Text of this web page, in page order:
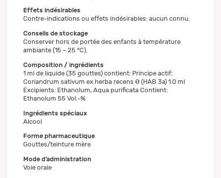
Effets indésirables
Contre-indications ou effets indésirables: aucun connu.
Conseils de stockage
Conserver hors de portée des enfants à température
ambiante (15 – 25 °C).
Composition / ingrédients
1 ml de liquide (35 gouttes) contient: Principe actif:
Coriandrum sativum ex herba recens Ø (HAB 3a) 1.0 ml
Excipients: Ethanolum, Aqua purificata Contient:
Ethanolum 55 Vol.-%
Ingrédients spéciaux
Alcool
Forme pharmaceutique
Gouttes/teinture mère
Mode d’administration
Voie orale